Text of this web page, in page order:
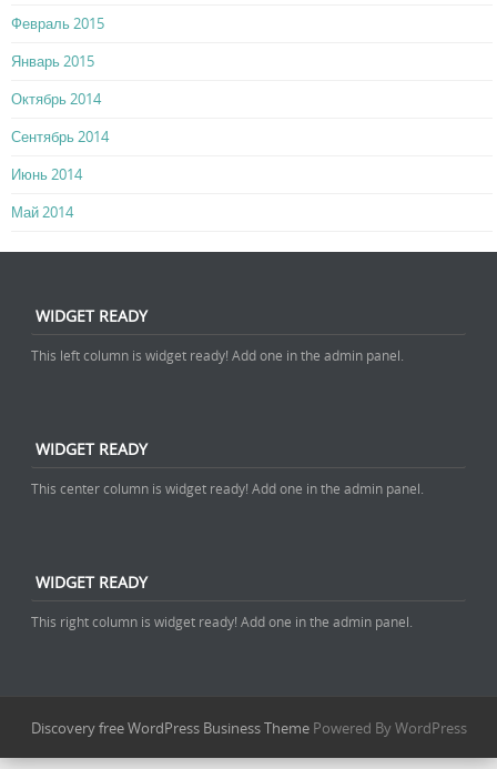
Февраль 2015
Январь 2015
Октябрь 2014
Сентябрь 2014
Июнь 2014
Май 2014
WIDGET READY
This left column is widget ready! Add one in the admin panel.
WIDGET READY
This center column is widget ready! Add one in the admin panel.
WIDGET READY
This right column is widget ready! Add one in the admin panel.
Discovery free WordPress Business ThemePowered By WordPress